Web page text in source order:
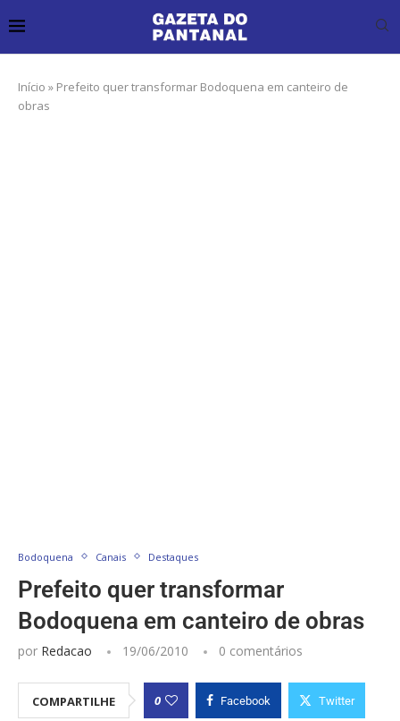
Início » Prefeito quer transformar Bodoquena em canteiro de
obras
Bodoquena Canais Destaques
Prefeito quer transformar
Bodoquena em canteiro de obras
por Redacao 19/06/2010 0 comentários
COMPARTILHE 0 Facebook Twitter